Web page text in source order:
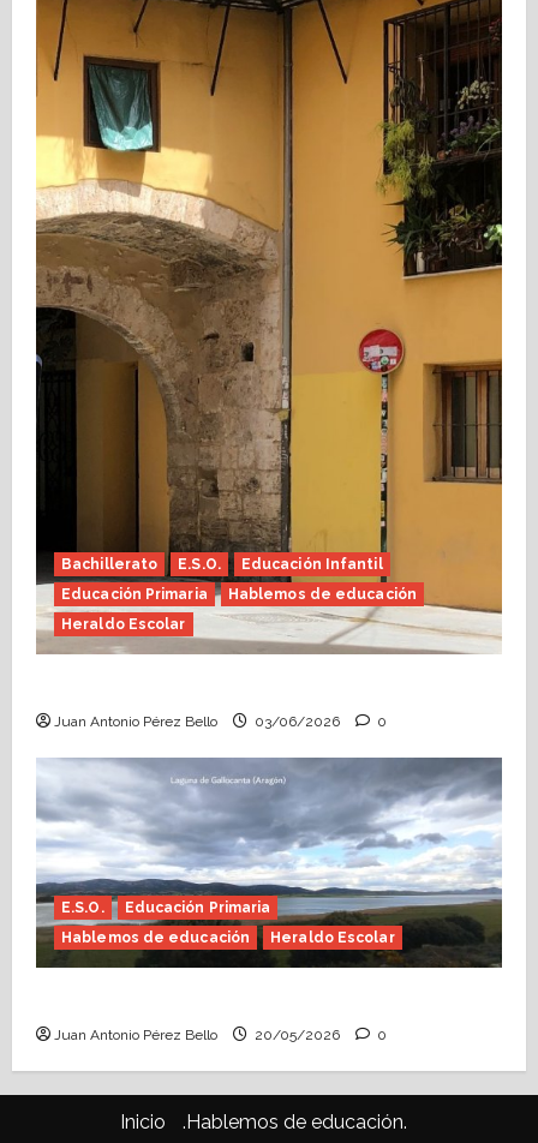
Bachillerato E.S.O.
Educación Infantil
Educación Primaria
Hablemos de educación
Heraldo Escolar
Juan Antonio Pérez Bello 03/06/2026 0
E.S.O.
Educación Primaria
Hablemos de educación
Heraldo Escolar
Juan Antonio Pérez Bello 20/05/2026 0
Inicio
.Hablemos de educación.